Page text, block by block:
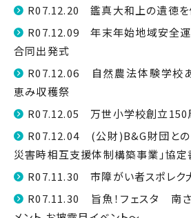
R07.12.20 鑑真大和上の遺徳を
R07.12.09 年末年始地域安全運
合同出発式
R07.12.06 自然農法体験学校
恵み収穫祭
R07.12.05 万世小学校創立150
R07.12.04 (公財)B&G財団との
災害時相互支援体制構築事業」協
R07.11.30 市障がい者スポレク
R07.11.30 旨魚！フェスタ 南さ